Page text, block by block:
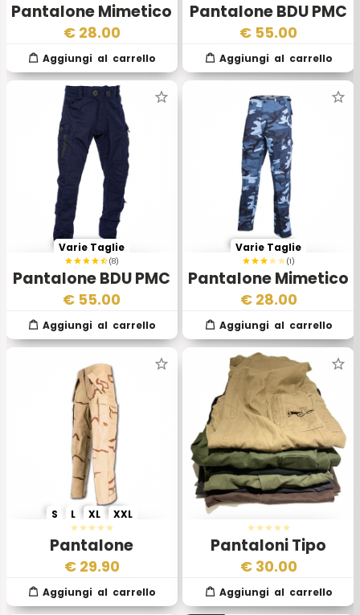
Pantalone Mimetico
BDU Urban Camo
€ 28.00
Pantalone BDU PMC
Grigio
€ 55.00
(8)
Pantalone BDU PMC
Blu
Varie Taglie
€ 55.00
(1)
Pantalone Mimetico
BDU Sky Blue
Varie Taglie
€ 28.00
Pantalone
Impermeabile
ECWCS US Style
Desert
S L XL XXL
€ 29.90
Pantaloni Tipo
Cargo – Lotto da 6
Pezzi
€ 30.00